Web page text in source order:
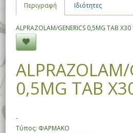
Περιγραφή Ιδιότητες
ALPRAZOLAM/GENERICS 0,5MG TAB X30
ALPRAZOLAM/
0,5MG TAB
-
Τύπος: ΦΑΡΜΑΚΟ